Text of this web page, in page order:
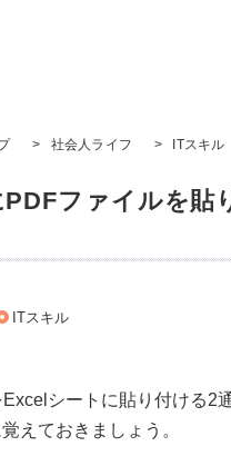
> 社会人ライフ > ITスキル
ファイルを貼
ITスキル
シートに貼り付ける2
えておきましょう。